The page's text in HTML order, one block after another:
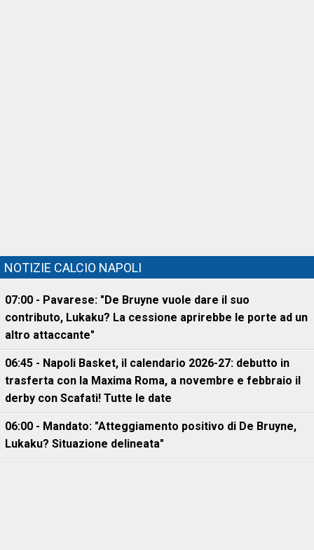
NOTIZIE CALCIO NAPOLI
07:00 - Pavarese: "De Bruyne vuole dare il suo
contributo, Lukaku? La cessione aprirebbe le porte ad un
altro attaccante"
06:45 - Napoli Basket, il calendario 2026-27: debutto in
trasferta con la Maxima Roma, a novembre e febbraio il
derby con Scafati! Tutte le date
06:00 - Mandato: "Atteggiamento positivo di De Bruyne,
Lukaku? Situazione delineata"